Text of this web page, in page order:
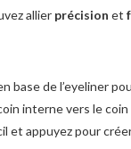
allier précision et
base de l’eyeliner
interne vers le
appuyez pour